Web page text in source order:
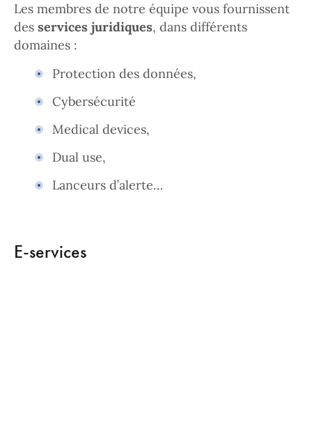
Les membres de notre équipe vous fournissent
des services juridiques, dans différents
domaines :
Protection des données,
Cybersécurité
Medical devices,
Dual use,
Lanceurs d’alerte…
E-services